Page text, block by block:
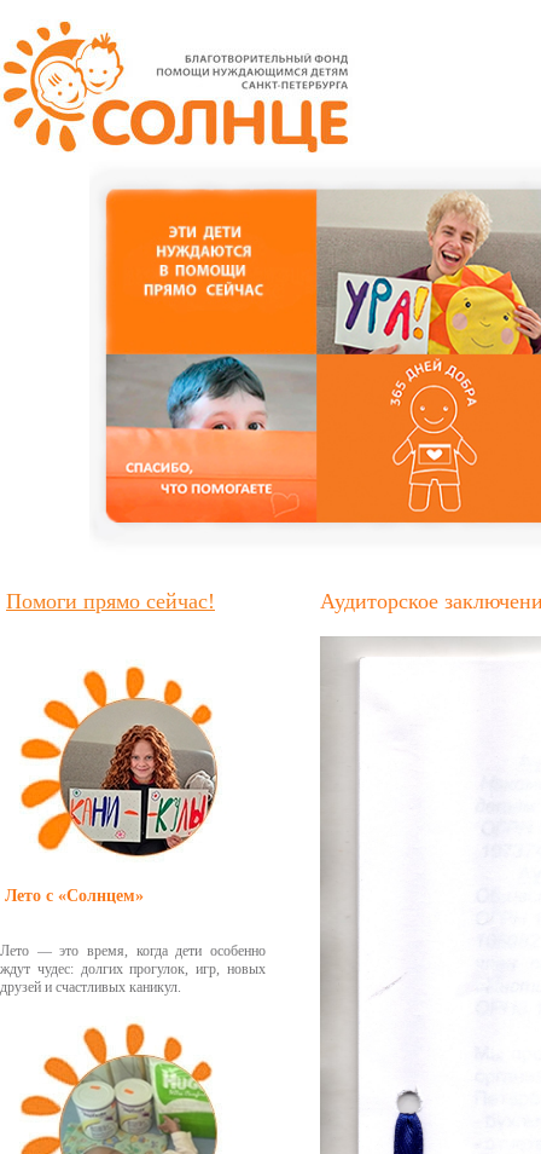
Помоги прямо сейчас!
Лето с «Солнцем»
Лето — это время, когда дети особенно
ждут чудес: долгих прогулок, игр, новых
друзей и счастливых каникул.
Аудиторское